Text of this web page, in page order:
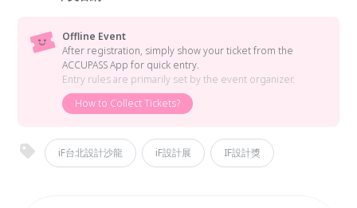
Offline Event
After registration, simply show your ticket from the
ACCUPASS App for quick entry.
Entry rules are primarily set by the event organizer.
How to Collect Tickets?
iF台北設計沙龍 iF設計展 IF設計獎